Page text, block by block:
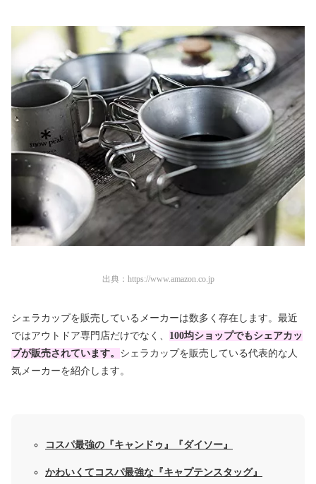
出典： https://www.amazon.co.jp
シェラカップを販売しているメーカーは数多く存在します。最近
ではアウトドア専門店だけでなく、 100均ショップでもシェアカッ
プが販売されています。 シェラカップを販売している代表的な人
気メーカーを紹介します。
コスパ最強の『キャンドゥ』『ダイソー』
かわいくてコスパ最強な『キャプテンスタッグ』